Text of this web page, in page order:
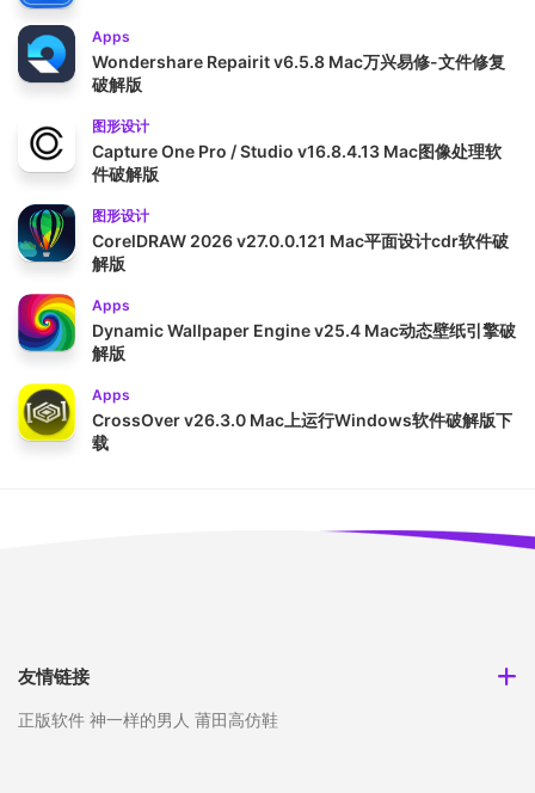
Apps
Wondershare Repairit v6.5.8 Mac万兴易修-文件修复
破解版
图形设计
Capture One Pro / Studio v16.8.4.13 Mac图像处理软
件破解版
图形设计
CorelDRAW 2026 v27.0.0.121 Mac平面设计cdr软件破
解版
Apps
Dynamic Wallpaper Engine v25.4 Mac动态壁纸引擎破
解版
Apps
CrossOver v26.3.0 Mac上运行Windows软件破解版下
载
友情链接
正版软件 神一样的男人 莆田高仿鞋